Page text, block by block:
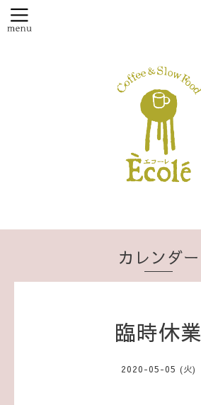
カレンダー
臨時休業
2020-05-05 (火)